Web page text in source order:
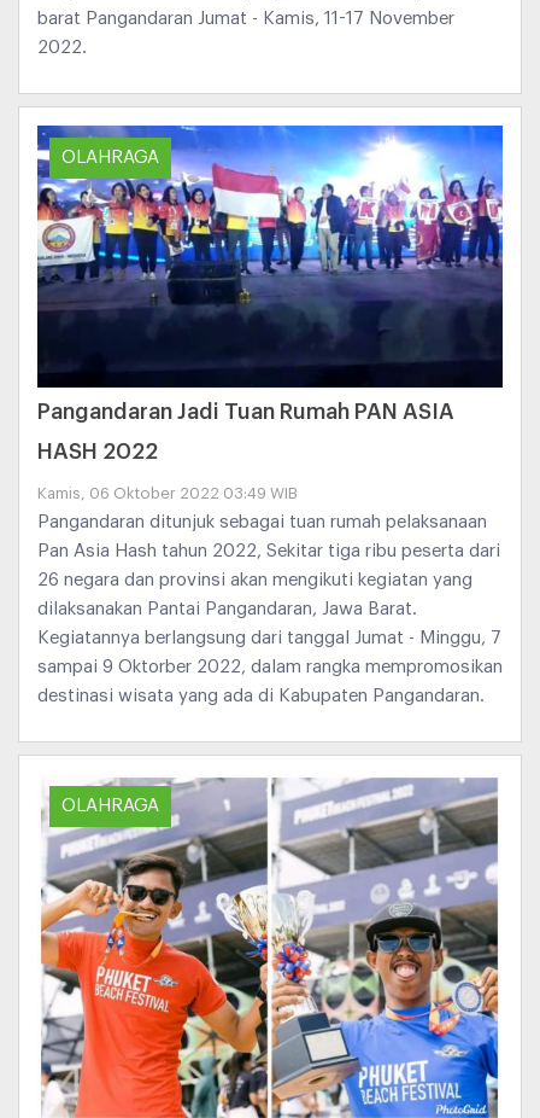
barat Pangandaran Jumat - Kamis, 11-17 November
2022.
OLAHRAGA
Pangandaran Jadi Tuan Rumah PAN ASIA
HASH 2022
Kamis, 06 Oktober 2022 03:49 WIB
Pangandaran ditunjuk sebagai tuan rumah pelaksanaan
Pan Asia Hash tahun 2022, Sekitar tiga ribu peserta dari
26 negara dan provinsi akan mengikuti kegiatan yang
dilaksanakan Pantai Pangandaran, Jawa Barat.
Kegiatannya berlangsung dari tanggal Jumat - Minggu, 7
sampai 9 Oktorber 2022, dalam rangka mempromosikan
destinasi wisata yang ada di Kabupaten Pangandaran.
OLAHRAGA